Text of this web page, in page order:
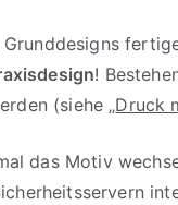
Grunddesigns
!
(siehe „Druck
das Motiv